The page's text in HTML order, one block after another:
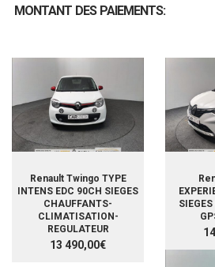
MONTANT DES PAIEMENTS:
Renault Twingo TYPE
INTENS EDC 90CH SIEGES
CHAUFFANTS-
CLIMATISATION-
REGULATEUR
13 490,00€